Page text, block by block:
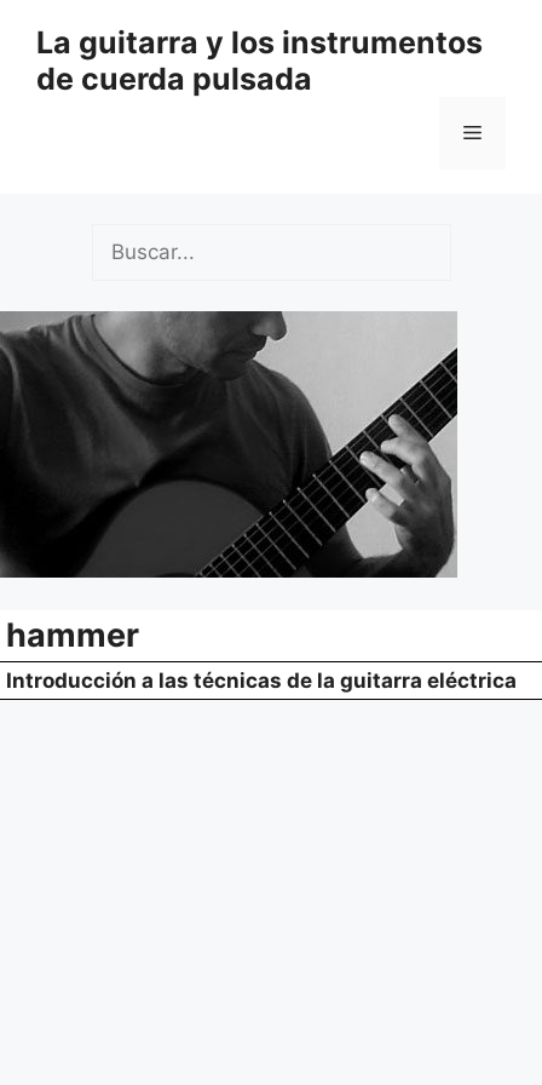
contenido
La guitarra y los instrumentos
de cuerda pulsada
Menú
hammer
Introducción a las técnicas de la guitarra eléctrica